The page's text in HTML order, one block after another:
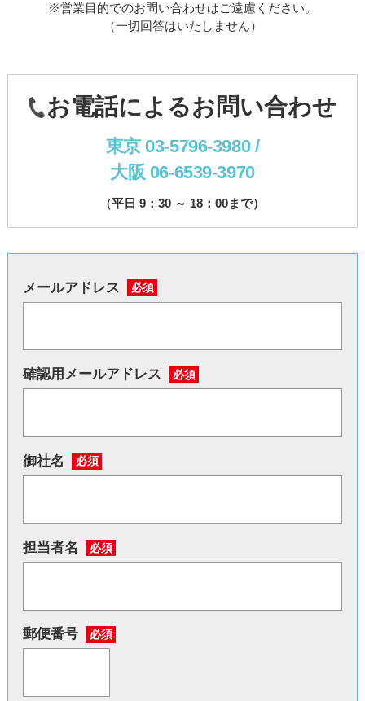
※営業目的でのお問い合わせはご遠慮ください。
（一切回答はいたしません）
お電話によるお問い合わせ
東京 03-5796-3980 /
大阪 06-6539-3970
（平日 9：30 ～ 18：00まで）
メールアドレス 必須
確認用メールアドレス 必須
御社名 必須
担当者名 必須
郵便番号 必須